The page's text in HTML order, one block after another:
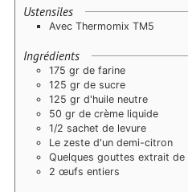
Ustensiles
Avec Thermomix TM5
Ingrédients
175 gr de farine
125 gr de sucre
125 gr d'huile neutre
50 gr de crème liquide
1/2 sachet de levure
Le zeste d'un demi-citron
Quelques gouttes extrait de
2 œufs entiers